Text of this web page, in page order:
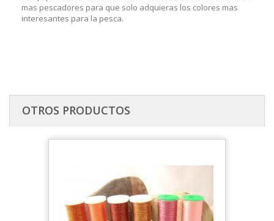
mas pescadores para que solo adquieras los colores mas
interesantes para la pesca.
OTROS PRODUCTOS